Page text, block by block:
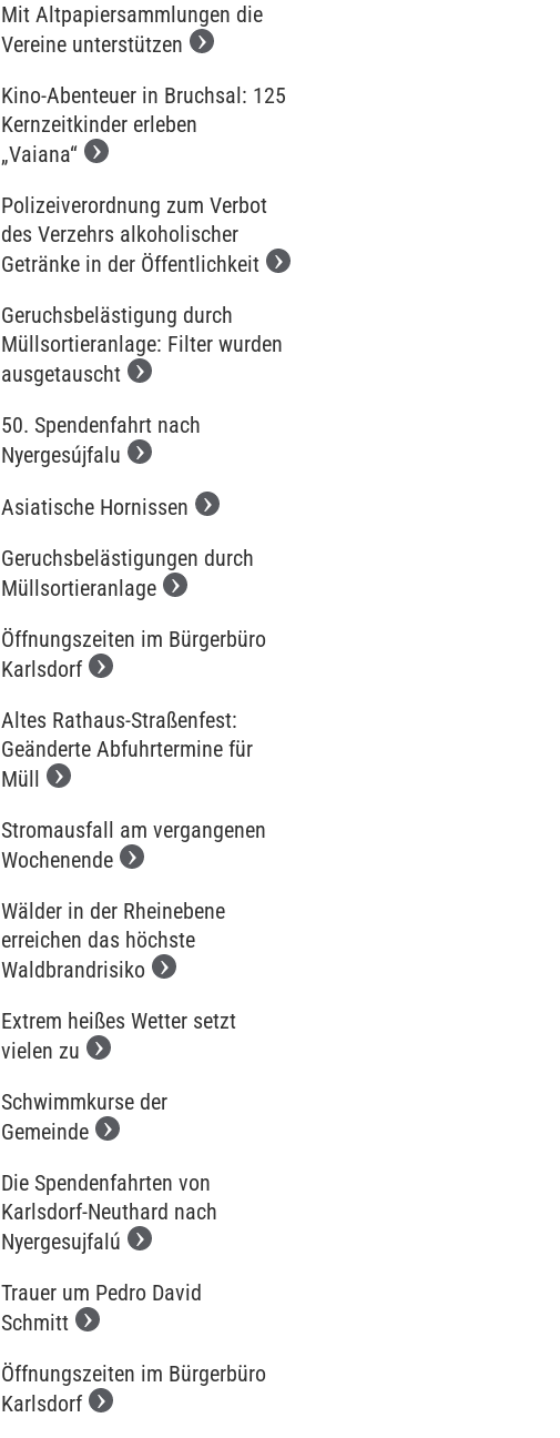
Mit Altpapiersammlungen die
Vereine unterstützen
Kino-Abenteuer in Bruchsal: 125
Kernzeitkinder erleben
„Vaiana“
Polizeiverordnung zum Verbot
des Verzehrs alkoholischer
Getränke in der Öffentlichkeit
Geruchsbelästigung durch
Müllsortieranlage: Filter wurden
ausgetauscht
50. Spendenfahrt nach
Nyergesújfalu
Asiatische Hornissen
Geruchsbelästigungen durch
Müllsortieranlage
Öffnungszeiten im Bürgerbüro
Karlsdorf
Altes Rathaus-Straßenfest:
Geänderte Abfuhrtermine für
Müll
Stromausfall am vergangenen
Wochenende
Wälder in der Rheinebene
erreichen das höchste
Waldbrandrisiko
Extrem heißes Wetter setzt
vielen zu
Schwimmkurse der
Gemeinde
Die Spendenfahrten von
Karlsdorf-Neuthard nach
Nyergesujfalú
Trauer um Pedro David
Schmitt
Öffnungszeiten im Bürgerbüro
Karlsdorf